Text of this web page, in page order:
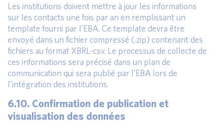
Les institutions doivent mettre à jour les informations
sur les contacts une fois par an en remplissant un
template fourni par l’EBA. Ce template devra être
envoyé dans un fichier compressé (.zip) contenant des
fichiers au format XBRL-csv. Le processus de collecte de
ces informations sera précisé dans un plan de
communication qui sera publié par l’EBA lors de
l’intégration des institutions.
6.10. Confirmation de publication et
visualisation des données